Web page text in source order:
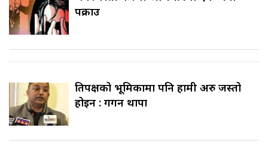
पक्राउ
प्रतिपक्षको भूमिकामा पनि हामी अरु जस्तो
होइन : गगन थापा